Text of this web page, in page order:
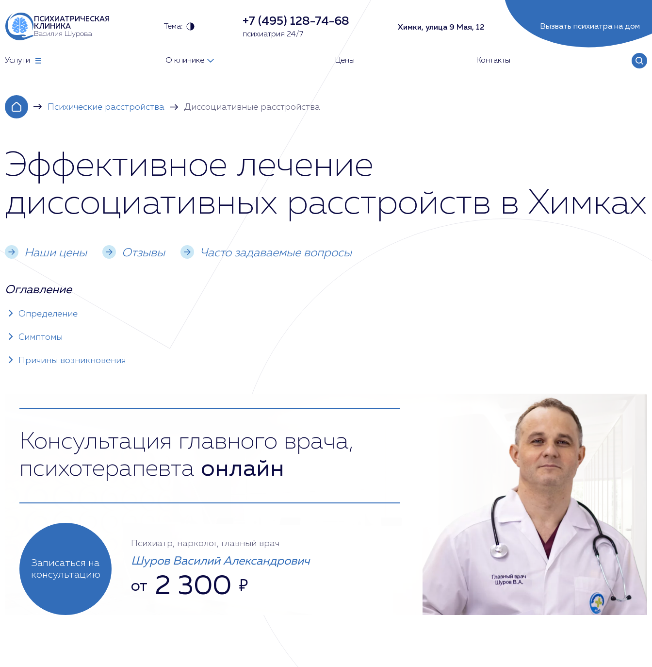
ПСИХИАТРИЧЕСКАЯ
КЛИНИКА
Василия Шурова
Тема: +7 (495) 128-74-68
психиатрия 24/7
Химки, улица 9 Мая, 12 Вызвать психиатра на дом
Услуги О клинике Цены Контакты
Психические расстройства Диссоциативные расстройства
Эффективное лечение
диссоциативных расстройств в Химках
Наши цены Отзывы Часто задаваемые вопросы
Оглавление
Определение
Симптомы
Причины возникновения
Консультация главного врача,
психотерапевта онлайн
Записаться на
консультацию
Психиатр, нарколог, главный врач
Шуров Василий Александрович
от 2 300 ₽